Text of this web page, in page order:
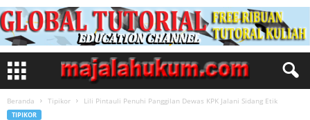
Beranda Tipikor Lili Pintauli Penuhi Panggilan Dewas KPK Jalani Sidang Etik
TIPIKOR